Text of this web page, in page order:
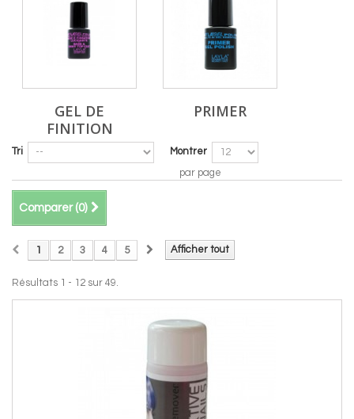
GEL DE
FINITION
PRIMER
Tri
Montrer
par page
Comparer (0)
Afficher tout
1 2 3 4 5
Résultats 1 - 12 sur 49.